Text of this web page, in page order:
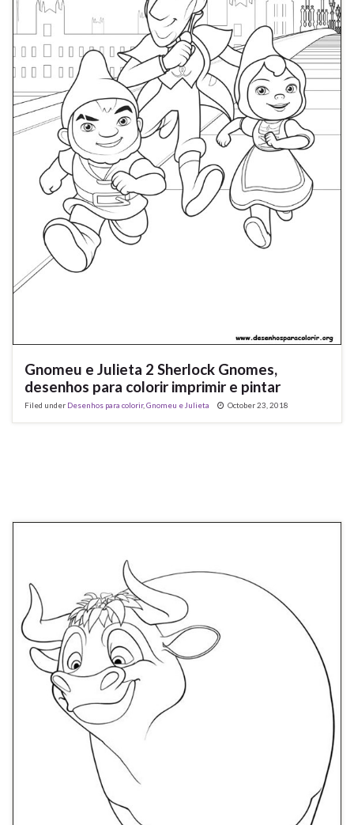
Gnomeu e Julieta 2 Sherlock Gnomes,
desenhos para colorir imprimir e pintar
Filed under Desenhos para colorir, Gnomeu e Julieta October 23, 2018